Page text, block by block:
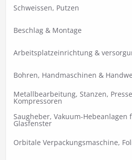
Schweissen, Putzen
Beschlag & Montage
Arbeitsplatzeinrichtung &
Bohren, Handmaschinen &
Metallbearbeitung, Stanzen,
Kompressoren
Saugheber, Vakuum-Hebeanlagen
Glasfenster
Orbitale Verpackungsmaschine,